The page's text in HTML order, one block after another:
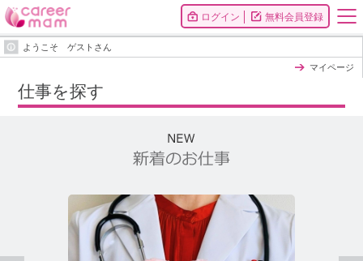
ログイン 無料会員登録
ようこそ ゲストさん
マイページ
仕事を探す